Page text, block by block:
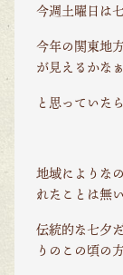
今週土曜日は
今年の関東地
が見えるかな
と思っていた
地域によりな
れたことは無
伝統的な七夕
りのこの頃の